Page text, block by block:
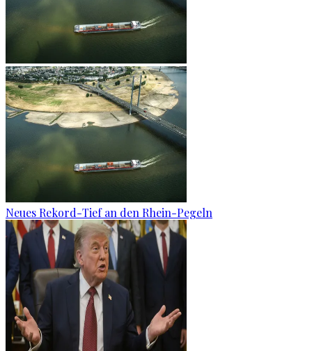
Neues Rekord-Tief an den Rhein-Pegeln